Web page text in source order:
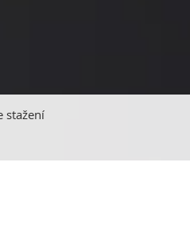
stažení